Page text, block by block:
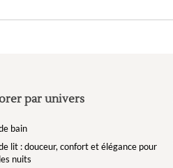
par univers
bain
lit : douceur, confort et élégance pour
nuits